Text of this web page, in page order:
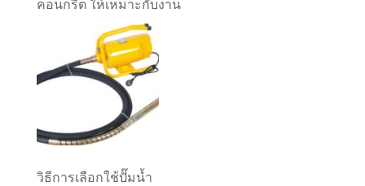
คอนกรีต ให้เหมาะกับงาน
วิธีการเลือกใช้ปั๊มน้ำ